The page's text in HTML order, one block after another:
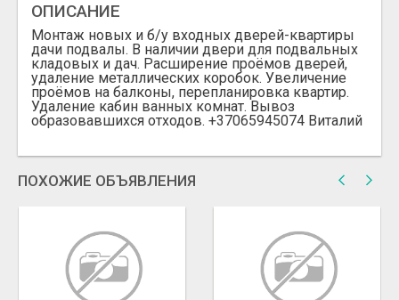
ОПИСАНИЕ
Монтаж новых и б/у входных дверей-квартиры
дачи подвалы. В наличии двери для подвальных
кладовых и дач. Расширение проёмов дверей,
удаление металлических коробок. Увеличение
проёмов на балконы, перепланировка квартир.
Удаление кабин ванных комнат. Вывоз
образовавшихся отходов. +37065945074 Виталий
ПОХОЖИЕ ОБЪЯВЛЕНИЯ